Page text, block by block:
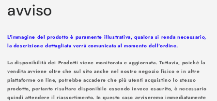
corso...
avviso
L'immagine del prodotto è puramente illustrativa, qualora si renda necessario,
la descrizione dettagliata verrà comunicata al momento dell'ordine.
La disponibilità dei Prodotti viene monitorata e aggiornata. Tuttavia, poiché la
vendita avviene oltre che sul sito anche nel nostro negozio fisico e in altre
piattaforme on line, potrebbe accadere che più utenti acquistino lo stesso
prodotto, pertanto risultare disponibile essendo invece esaurito, è necessario
quindi attendere il riassortimento. In questo caso avviseremo immediatamente